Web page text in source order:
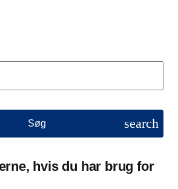
Søg search
hvis du har brug for